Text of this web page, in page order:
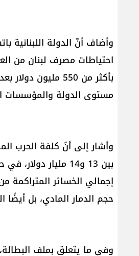
وأضاف أنّ الدولة اللبنانية
احتياطات مصرف لبنان من
بأكثر من 550
مستوى الدولة والمؤسسات
وأشار إلى أنّ كلفة الحرب
حجم الدمار المادي، بل أيضًا